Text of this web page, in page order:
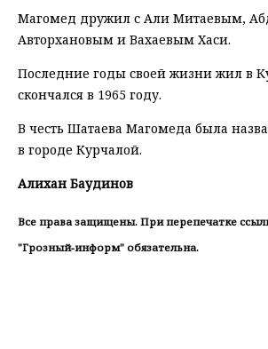
Магомед дружил с Али Митаевым,
Авторхановым и Вахаевым Хаси.
Последние годы своей жизни жил в
скончался в 1965 году.
В честь Шатаева Магомеда была
в городе Курчалой.
Алихан Баудинов
Все права защищены. При перепечатке
"Грозный-информ" обязательна.